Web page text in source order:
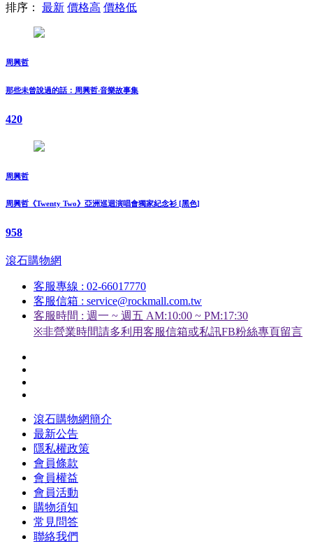
排序： 最新 價格高 價格低
周興哲
那些未曾說過的話：周興哲‧音樂故事集
420
周興哲
周興哲《Twenty Two》亞洲巡迴演唱會獨家紀念衫 [黑色]
958
滾石購物網
客服專線 : 02-66017770
客服信箱 : service@rockmall.com.tw
客服時間 : 週一 ~ 週五 AM:10:00 ~ PM:17:30
※非營業時間請多利用客服信箱或私訊FB粉絲專頁留言
滾石購物網簡介
最新公告
隱私權政策
會員條款
會員權益
會員活動
購物須知
常見問答
聯絡我們